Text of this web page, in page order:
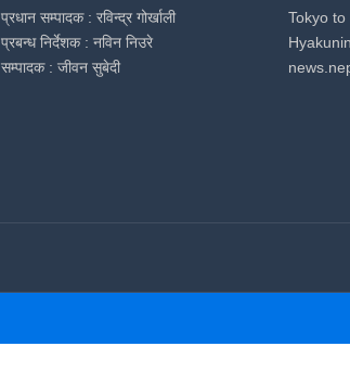
प्रधान सम्पादक : रविन्द्र गोर्खाली
प्रबन्ध निर्देशक : नविन निउरे
सम्पादक : जीवन सुबेदी
Tokyo to